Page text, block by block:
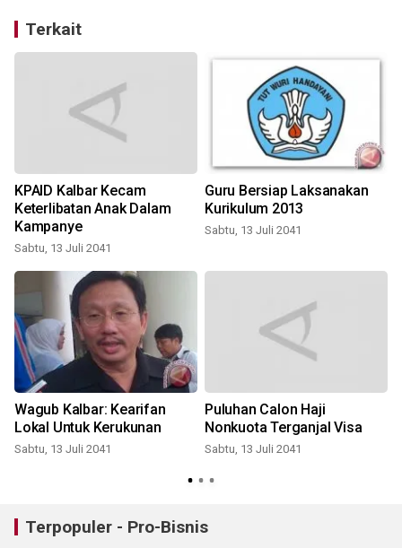
Terkait
KPAID Kalbar Kecam
Keterlibatan Anak Dalam
Kampanye
Sabtu, 13 Juli 2041
Guru Bersiap Laksanakan
Kurikulum 2013
Sabtu, 13 Juli 2041
Wagub Kalbar: Kearifan
Lokal Untuk Kerukunan
Sabtu, 13 Juli 2041
Puluhan Calon Haji
Nonkuota Terganjal Visa
Sabtu, 13 Juli 2041
Terpopuler - Pro-Bisnis